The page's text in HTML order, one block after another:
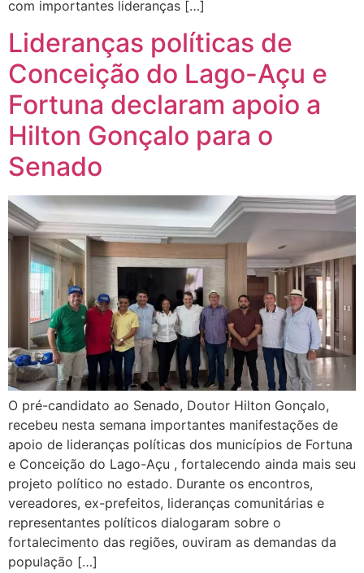
com importantes lideranças […]
Lideranças políticas de
Conceição do Lago-Açu e
Fortuna declaram apoio a
Hilton Gonçalo para o
Senado
O pré-candidato ao Senado, Doutor Hilton Gonçalo,
recebeu nesta semana importantes manifestações de
apoio de lideranças políticas dos municípios de Fortuna
e Conceição do Lago-Açu , fortalecendo ainda mais seu
projeto político no estado. Durante os encontros,
vereadores, ex-prefeitos, lideranças comunitárias e
representantes políticos dialogaram sobre o
fortalecimento das regiões, ouviram as demandas da
população […]